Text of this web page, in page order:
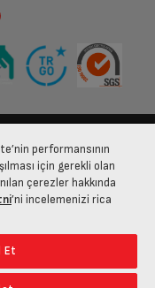
İşlem Rehberi
performansının
için gerekli olan
çerezler hakkında
’ni incelemenizi rica
Et